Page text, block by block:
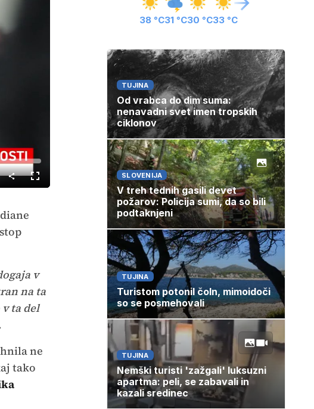
Celozaslonski
način
v
na ta
ta del
ne
tako
38 °C31 °C30 °C33 °C
TUJINA
Od vrabca do dim suma:
nenavadni svet imen tropskih
ciklonov
SLOVENIJA
V treh tednih gasili devet
požarov: Policija sumi, da so bili
podtaknjeni
TUJINA
Turistom potonil čoln, mimoidoči
so se posmehovali
TUJINA
Nemški turisti 'zažgali' luksuzni
apartma: peli, se zabavali in
kazali sredinec